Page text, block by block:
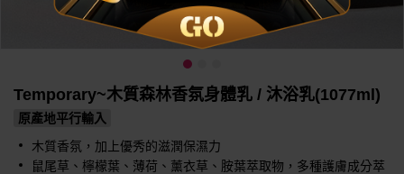
Temporary~木質森林香氛身體乳 / 沐浴乳(1077ml)
原產地平行輸入
木質香氛，加上優秀的滋潤保濕力
鼠尾草、檸檬葉、薄荷、薰衣草、胺葉萃取物，多種護膚成分萃